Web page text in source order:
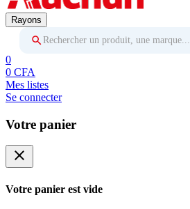
Rayons
Rechercher un produit, une marque...
0
0 CFA
Mes listes
Se connecter
Votre panier
close
Votre panier est vide